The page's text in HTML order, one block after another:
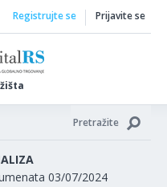
Registrujte se Prijavite se
Pretražite
03/07/2024